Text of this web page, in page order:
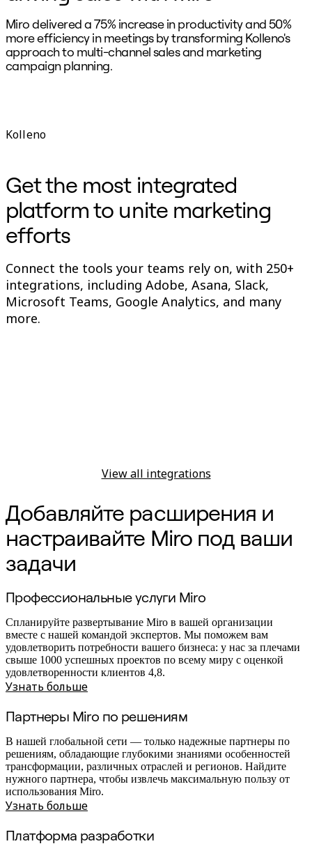
Miro delivered a 75% increase in productivity and 50%
more efficiency in meetings by transforming Kolleno's
approach to multi-channel sales and marketing
campaign planning.
Kolleno
Get the most integrated
platform to unite marketing
efforts
Connect the tools your teams rely on, with 250+
integrations, including Adobe, Asana, Slack,
Microsoft Teams, Google Analytics, and many
more.
View all integrations
Добавляйте расширения и
настраивайте Miro под ваши
задачи
Профессиональные услуги Miro
Спланируйте развертывание Miro в вашей организации
вместе с нашей командой экспертов. Мы поможем вам
удовлетворить потребности вашего бизнеса: у нас за плечами
свыше 1000 успешных проектов по всему миру с оценкой
удовлетворенности клиентов 4,8.
Узнать больше
Партнеры Miro по решениям
В нашей глобальной сети — только надежные партнеры по
решениям, обладающие глубокими знаниями особенностей
трансформации, различных отраслей и регионов. Найдите
нужного партнера, чтобы извлечь максимальную пользу от
использования Miro.
Узнать больше
Платформа разработки